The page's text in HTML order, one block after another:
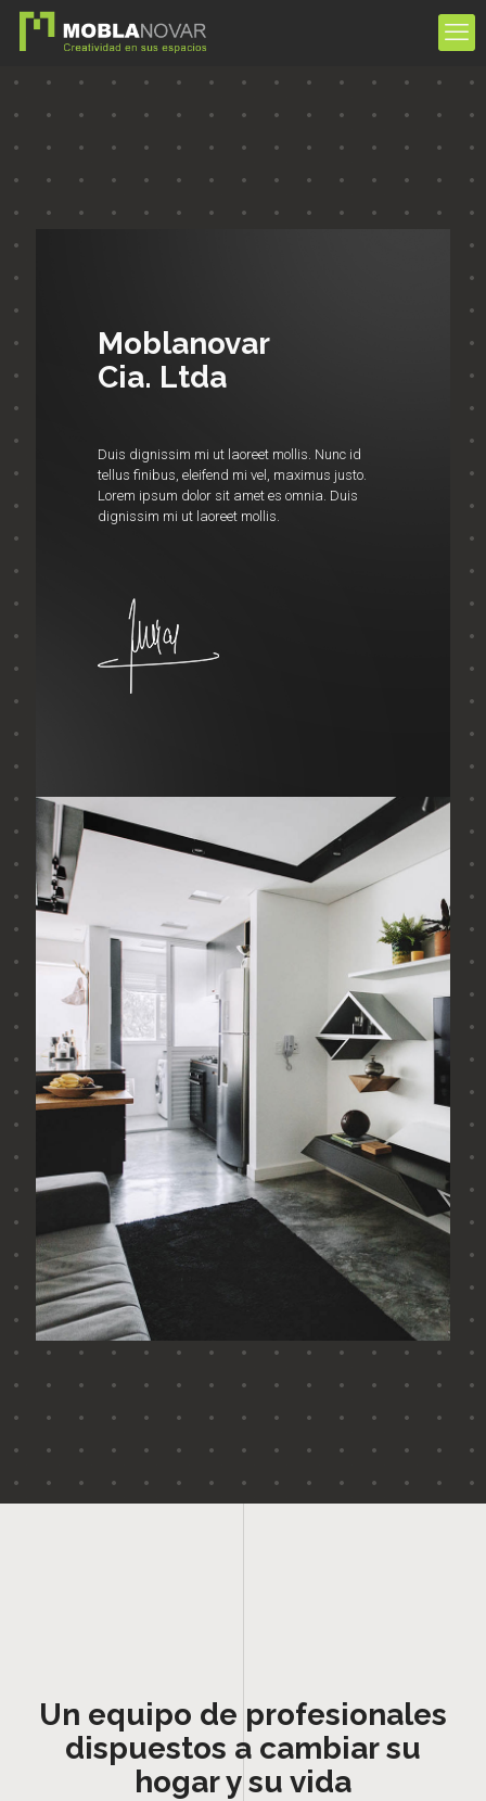
Moblanovar
Cia. Ltda
Duis dignissim mi ut laoreet mollis. Nunc id
tellus finibus, eleifend mi vel, maximus justo.
Lorem ipsum dolor sit amet es omnia. Duis
dignissim mi ut laoreet mollis.
Un equipo de profesionales
dispuestos a cambiar su
hogar y su vida